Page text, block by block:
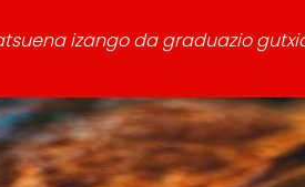
izango da graduazio